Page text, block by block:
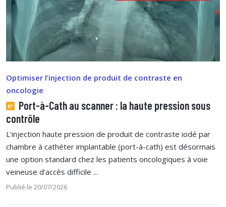
Optimiser l’injection de produit de contraste en
oncologie
Port-à-Cath au scanner : la haute pression sous
contrôle
L’injection haute pression de produit de contraste iodé par
chambre à cathéter implantable (port-à-cath) est désormais
une option standard chez les patients oncologiques à voie
veineuse d’accès difficile ...
Publié le 20/07/2026